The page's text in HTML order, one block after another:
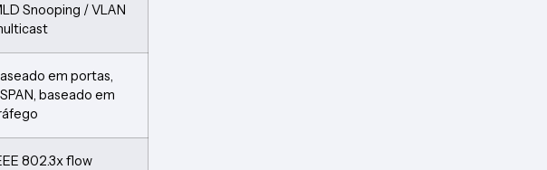
Snooping / VLAN
em portas,
baseado em
802.3x flow